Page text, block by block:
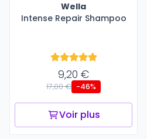
Wella
Intense Repair Shampoo
9,20 €
17,00 € -46%
Voir plus